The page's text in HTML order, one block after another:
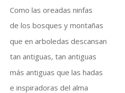
Como las oreadas ninfas
de los bosques y montañas
que en arboledas descansan
tan antiguas, tan antiguas
más antiguas que las hadas
e inspiradoras del alma